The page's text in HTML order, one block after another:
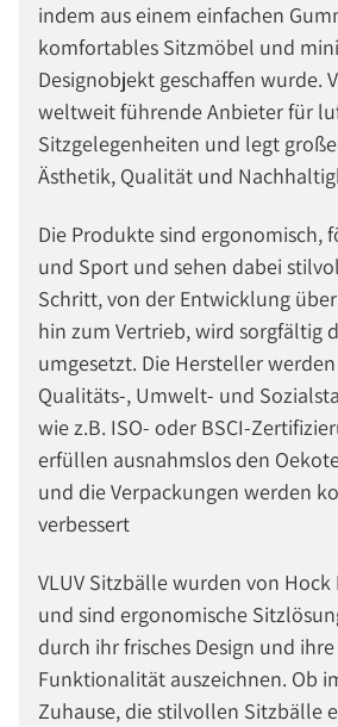
indem aus einem einfachen
komfortables Sitzmöbel und
Designobjekt geschaffen wurde.
weltweit führende Anbieter für
Sitzgelegenheiten und legt
Ästhetik, Qualität und
Die Produkte sind ergonomisch,
und Sport und sehen dabei
Schritt, von der Entwicklung
hin zum Vertrieb, wird sorgfältig
umgesetzt. Die Hersteller
Qualitäts-, Umwelt- und
wie z.B. ISO- oder BSCI-
erfüllen ausnahmslos den
und die Verpackungen werden
verbessert
VLUV Sitzbälle wurden von
und sind ergonomische
durch ihr frisches Design und
Funktionalität auszeichnen. Ob
Zuhause, die stilvollen Sitzbälle